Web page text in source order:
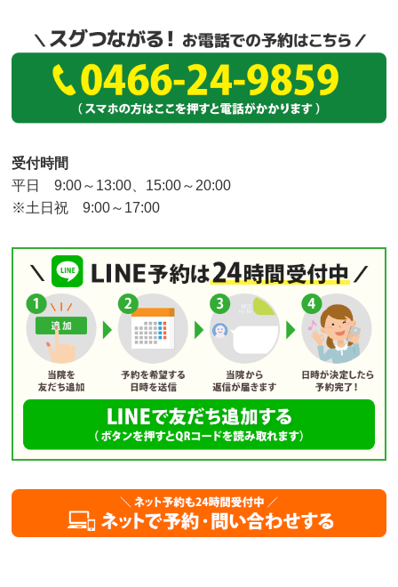
受付時間
平日 9:00～13:00、15:00～20:00
※土日祝 9:00～17:00